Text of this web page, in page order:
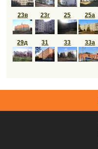
23в 23г 25 25а
29д 31 33 33а